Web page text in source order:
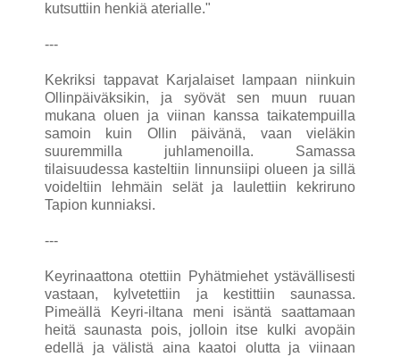
kutsuttiin henkiä aterialle."
---
Kekriksi tappavat Karjalaiset lampaan niinkuin
Ollinpäiväksikin, ja syövät sen muun ruuan
mukana oluen ja viinan kanssa taikatempuilla
samoin kuin Ollin päivänä, vaan vieläkin
suuremmilla juhlamenoilla. Samassa
tilaisuudessa kasteltiin linnunsiipi olueen ja sillä
voideltiin lehmäin selät ja laulettiin kekriruno
Tapion kunniaksi.
---
Keyrinaattona otettiin Pyhätmiehet ystävällisesti
vastaan, kylvetettiin ja kestittiin saunassa.
Pimeällä Keyri-iltana meni isäntä saattamaan
heitä saunasta pois, jolloin itse kulki avopäin
edellä ja välistä aina kaatoi olutta ja viinaan